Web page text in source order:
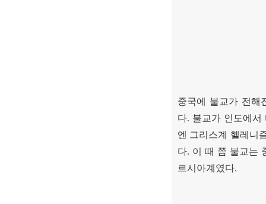
중국에 불교가 전해
다. 불교가 인도에서
엔 그리스계 헬레니
다. 이 때 쯤 불교는
르시아계였다.